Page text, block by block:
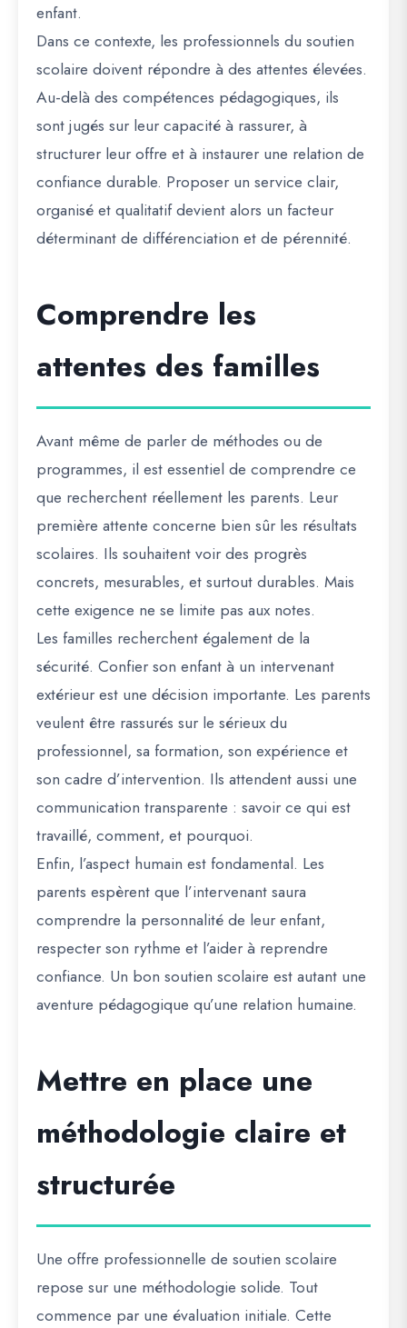
enfant.
Dans ce contexte, les professionnels du soutien
scolaire doivent répondre à des attentes élevées.
Au-delà des compétences pédagogiques, ils
sont jugés sur leur capacité à rassurer, à
structurer leur offre et à instaurer une relation de
confiance durable. Proposer un service clair,
organisé et qualitatif devient alors un facteur
déterminant de différenciation et de pérennité.
Comprendre les
attentes des familles
Avant même de parler de méthodes ou de
programmes, il est essentiel de comprendre ce
que recherchent réellement les parents. Leur
première attente concerne bien sûr les résultats
scolaires. Ils souhaitent voir des progrès
concrets, mesurables, et surtout durables. Mais
cette exigence ne se limite pas aux notes.
Les familles recherchent également de la
sécurité. Confier son enfant à un intervenant
extérieur est une décision importante. Les parents
veulent être rassurés sur le sérieux du
professionnel, sa formation, son expérience et
son cadre d’intervention. Ils attendent aussi une
communication transparente : savoir ce qui est
travaillé, comment, et pourquoi.
Enfin, l’aspect humain est fondamental. Les
parents espèrent que l’intervenant saura
comprendre la personnalité de leur enfant,
respecter son rythme et l’aider à reprendre
confiance. Un bon soutien scolaire est autant une
aventure pédagogique qu’une relation humaine.
Mettre en place une
méthodologie claire et
structurée
Une offre professionnelle de soutien scolaire
repose sur une méthodologie solide. Tout
commence par une évaluation initiale. Cette